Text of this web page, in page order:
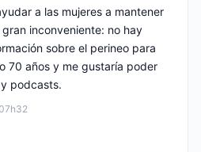
a las mujeres a mantener
inconveniente: no hay
sobre el perineo para
70 años y me gustaría poder
podcasts.